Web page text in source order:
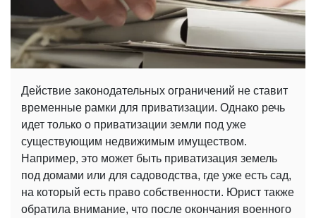
Действие законодательных ограничений не ставит
временные рамки для приватизации. Однако речь
идет только о приватизации земли под уже
существующим недвижимым имуществом.
Например, это может быть приватизация земель
под домами или для садоводства, где уже есть сад,
на который есть право собственности. Юрист также
обратила внимание, что после окончания военного